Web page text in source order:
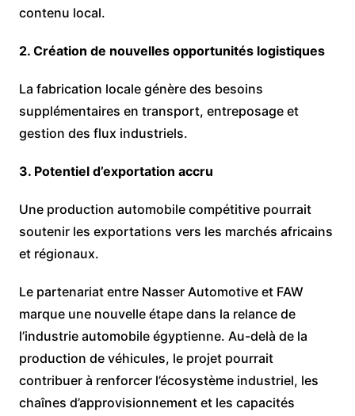
contenu local.
2. Création de nouvelles opportunités logistiques
La fabrication locale génère des besoins
supplémentaires en transport, entreposage et
gestion des flux industriels.
3. Potentiel d’exportation accru
Une production automobile compétitive pourrait
soutenir les exportations vers les marchés africains
et régionaux.
Le partenariat entre Nasser Automotive et FAW
marque une nouvelle étape dans la relance de
l’industrie automobile égyptienne. Au-delà de la
production de véhicules, le projet pourrait
contribuer à renforcer l’écosystème industriel, les
chaînes d’approvisionnement et les capacités